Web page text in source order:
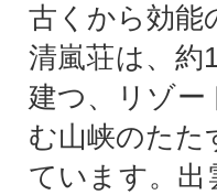
古くから効能
清嵐荘は、約
建つ、リゾー
む山峡のたた
ています。出